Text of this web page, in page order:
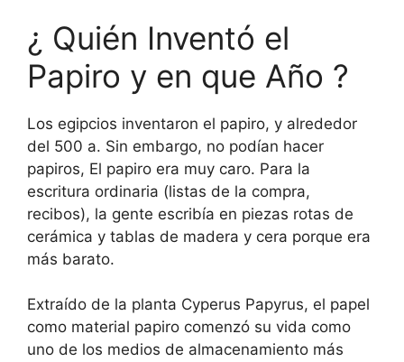
¿ Quién Inventó el
Papiro y en que Año ?
Los egipcios inventaron el papiro, y alrededor
del 500 a. Sin embargo, no podían hacer
papiros, El papiro era muy caro. Para la
escritura ordinaria (listas de la compra,
recibos), la gente escribía en piezas rotas de
cerámica y tablas de madera y cera porque era
más barato.
Extraído de la planta Cyperus Papyrus, el papel
como material papiro comenzó su vida como
uno de los medios de almacenamiento más